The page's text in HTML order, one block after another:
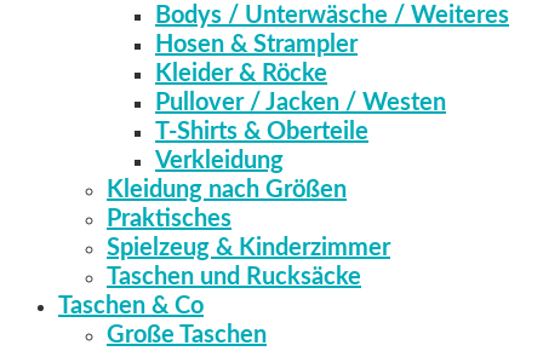
Bodys / Unterwäsche / Weiteres
Hosen & Strampler
Kleider & Röcke
Pullover / Jacken / Westen
T-Shirts & Oberteile
Verkleidung
Kleidung nach Größen
Praktisches
Spielzeug & Kinderzimmer
Taschen und Rucksäcke
Taschen & Co
Große Taschen